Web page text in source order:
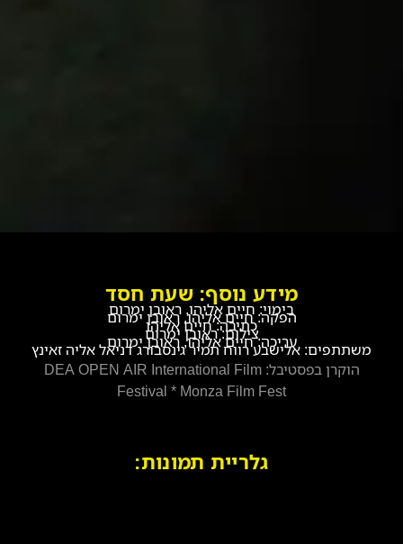
גלריית תמונות:
מידע נוסף: שעת חסד
בימוי: חיים אליהו, ראובן ימרום
הפקה: חיים אליהו, ראובן ימרום
כתיבה: חיים אליהו
צילום: ראובן ימרום
עריכה: חיים אליהו, ראובן ימרום
משתתפים: אלישבע רווח תמיר גינסבורג דניאל אליה זאינץ
הוקרן בפסטיבל: DEA OPEN AIR International Film
Festival * Monza Film Fest